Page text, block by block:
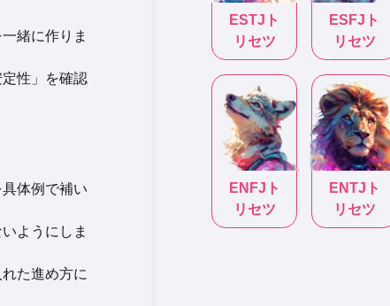
緒に作りま
性」を確認
体例で補い
ようにしま
た進め方に
ESTJ ト
リセツ
ESFJ ト
リセツ
ENFJ ト
リセツ
ENTJ ト
リセツ